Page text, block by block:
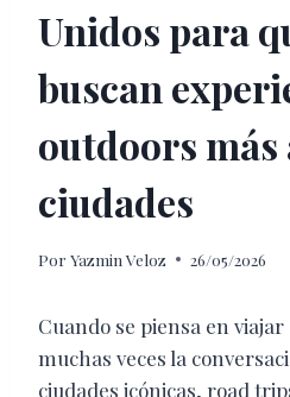
Unidos para
buscan
outdoors más
ciudades
Por Yazmin Veloz 26/05/2026
Cuando se piensa en viajar
muchas veces la
ciudades icónicas, road